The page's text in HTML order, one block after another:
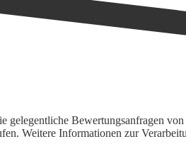
gelegentliche Bewertungsanfragen
Weitere Informationen zur